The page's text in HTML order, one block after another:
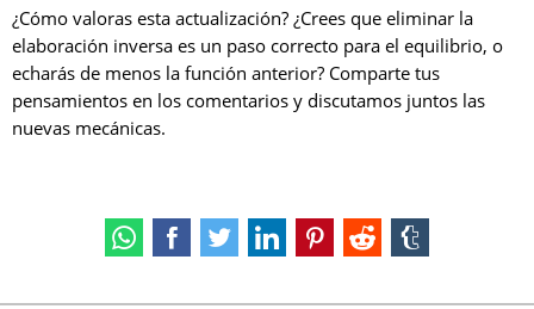
¿Cómo valoras esta actualización? ¿Crees que eliminar la
elaboración inversa es un paso correcto para el equilibrio, o
echarás de menos la función anterior? Comparte tus
pensamientos en los comentarios y discutamos juntos las
nuevas mecánicas.